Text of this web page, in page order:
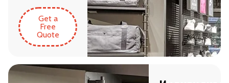
Get a
Free
Quote